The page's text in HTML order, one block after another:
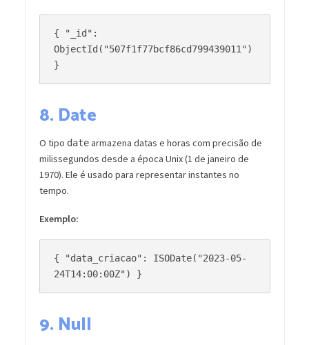
{ "_id":
ObjectId("507f1f77bcf86cd799439011")
8. Date
O tipo datearmazena datas e horas com precisão de
milissegundos desde a época Unix (1 de janeiro de
1970). Ele é usado para representar instantes no
tempo.
Exemplo:
{ "data_criacao": ISODate("2023-05-
9. Null